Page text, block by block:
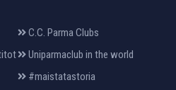
C.C. Parma Clubs
Uniparmaclub in the world
#maistatastoria